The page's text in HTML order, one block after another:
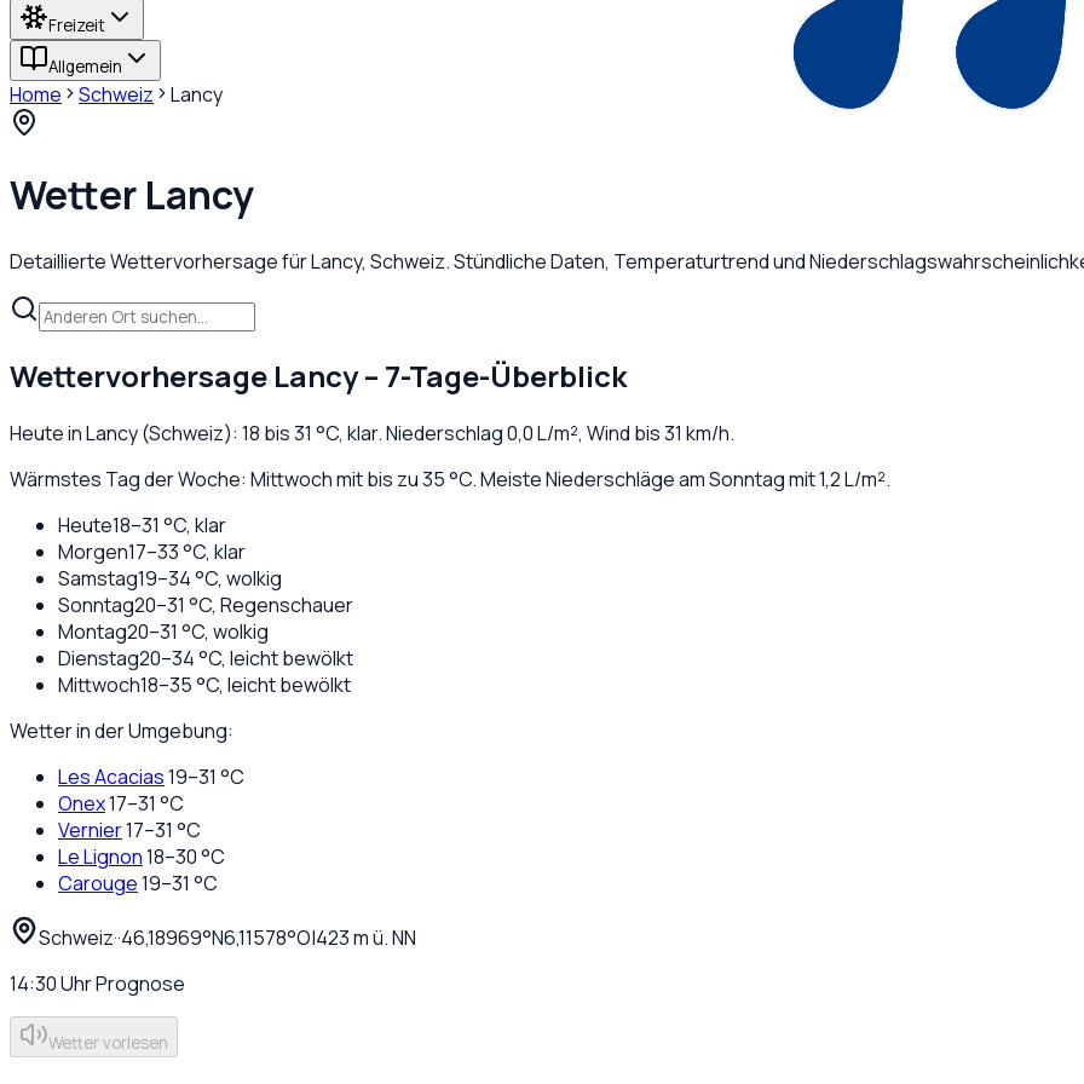
Freizeit
Allgemein
Home Schweiz Lancy
Wetter Lancy
Detaillierte Wettervorhersage fürLancy, Schweiz. Stündliche Daten, Temperaturtrend und
Wettervorhersage Lancy– 7-Tage-Überblick
Heute inLancy(Schweiz): 18 bis31 °C, klar. Niederschlag0,0L/m², Wind bis31 km/h.
Wärmstes Tag der Woche: Mittwoch mit bis zu 35 °C. Meiste Niederschläge am Sonntag mit 1,2 L/m².
Heute18–31 °C, klar
Morgen17–33°C, klar
Samstag19–34°C, wolkig
Sonntag20–31 °C, Regenschauer
Montag20–31 °C, wolkig
Dienstag20–34°C, leicht bewölkt
Mittwoch18–35°C, leicht bewölkt
Wetter in der Umgebung:
Les Acacias19–31 °C
Onex17–31 °C
Vernier17–31 °C
Le Lignon18–30°C
Carouge19–31 °C
Schweiz··46,18969°N6,11578°O|423m ü. NN
14:30UhrPrognose
Wetter vorlesen